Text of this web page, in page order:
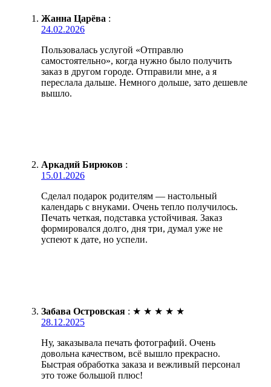
Жанна Царёва :
24.02.2026
Пользовалась услугой «Отправлю
самостоятельно», когда нужно было получить
заказ в другом городе. Отправили мне, а я
переслала дальше. Немного дольше, зато дешевле
вышло.
Аркадий Бирюков :
15.01.2026
Сделал подарок родителям — настольный
календарь с внуками. Очень тепло получилось.
Печать четкая, подставка устойчивая. Заказ
формировался долго, дня три, думал уже не
успеют к дате, но успели.
Забава Островская : ★ ★ ★ ★ ★
28.12.2025
Ну, заказывала печать фотографий. Очень
довольна качеством, всё вышло прекрасно.
Быстрая обработка заказа и вежливый персонал
это тоже большой плюс!